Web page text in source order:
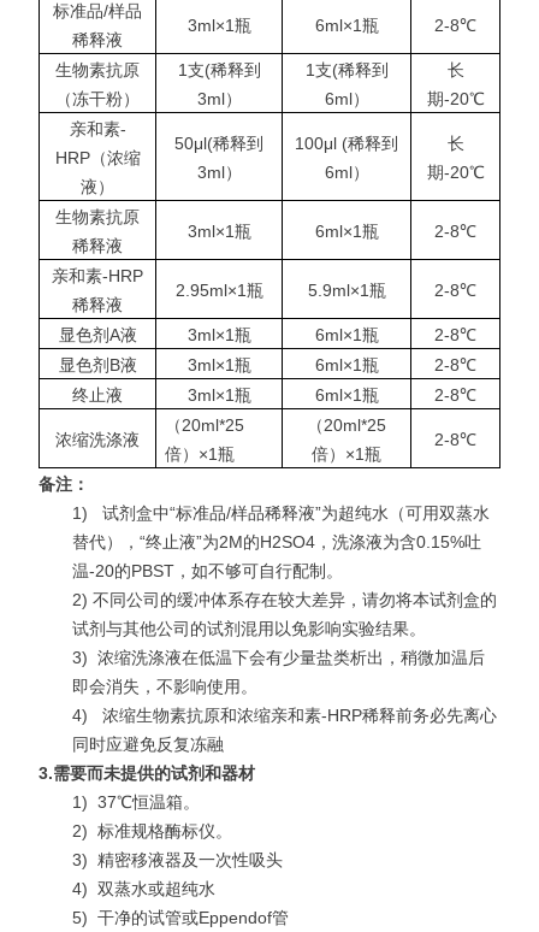
标准品/样品
稀释液
3ml×1瓶 6ml×1瓶 2-8℃
生物素抗原
（冻干粉）
1支(稀释到
3ml）
1支(稀释到
6ml）
长
期-20℃
亲和素-
HRP（浓缩
液）
50μl(稀释到
3ml）
100μl (稀释到
6ml）
长
期-20℃
生物素抗原
稀释液
3ml×1瓶 6ml×1瓶 2-8℃
亲和素-HRP
稀释液
2.95ml×1瓶 5.9ml×1瓶 2-8℃
显色剂A液 3ml×1瓶 6ml×1瓶
2-8℃
显色剂B液
3ml×1瓶 6ml×1瓶
2-8℃
终止液
3ml×1瓶 6ml×1瓶 2-8℃
浓缩洗涤液
（20ml*25
倍）×1瓶
（20ml*25
倍）×1瓶
2-8℃
备注：
1)
试剂盒中“标准品/样品稀释液”为超纯水（可用双蒸水
替代），“终止液”为2M的H2SO4，洗涤液为含0.15%吐
温-20的PBST，如不够可自行配制。
2) 不同公司的缓冲体系存在较大差异，请勿将本试剂盒的
试剂与其他公司的试剂混用以免影响实验结果。
3) 浓缩洗涤液在低温下会有少量盐类析出，稍微加温后
即会消失，不影响使用。
4)
浓缩生物素抗原和浓缩亲和素-HRP稀释前务必先离心
同时应避免反复冻融
3.需要而未提供的试剂和器材
1) 37℃恒温箱。
2) 标准规格酶标仪。
3) 精密移液器及一次性吸头
4) 双蒸水或超纯水
5) 干净的试管或Eppendof管